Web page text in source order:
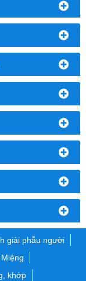
giải phẫu người
khớp